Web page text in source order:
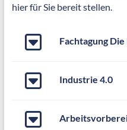
hier für Sie bereit stellen.
Fachtagung
Industrie 4.0